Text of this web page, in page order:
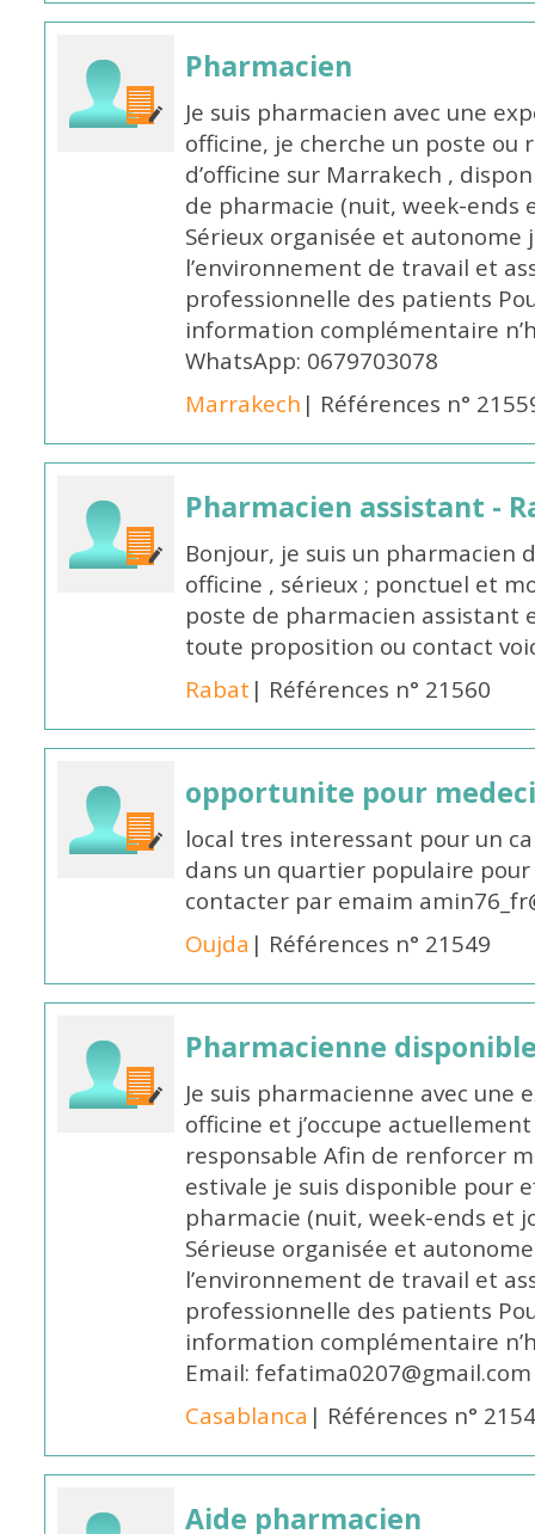
Pharmacien
Je suis pharmacien avec une
officine, je cherche un poste
d’officine sur Marrakech ,
de pharmacie (nuit, week-ends
Sérieux organisée et autonome
l’environnement de travail et
professionnelle des patients
information complémentaire
WhatsApp: 0679703078
Marrakech | Références n°
Pharmacien assistant -
Bonjour, je suis un pharmacien
officine , sérieux ; ponctuel et
poste de pharmacien
toute proposition ou contact
Rabat | Références n° 21560
opportunite pour
local tres interessant pour un
dans un quartier populaire
contacter par emaim
Oujda | Références n° 21549
Pharmacienne
Je suis pharmacienne avec
officine et j’occupe
responsable Afin de renforcer
estivale je suis disponible pour
pharmacie (nuit, week-ends et
Sérieuse organisée et
l’environnement de travail et
professionnelle des patients
information complémentaire
Email: fefatima0207@gmail.com
Casablanca | Références n°
Aide pharmacien